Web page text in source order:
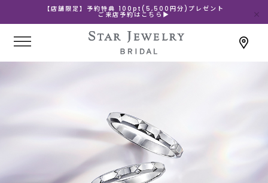
【店舗限定】予約特典 100pt(5,500円分)プレゼント
ご来店予約はこちら▶